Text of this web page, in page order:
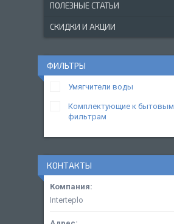
ПОЛЕЗНЫЕ СТАТЬИ
СКИДКИ И АКЦИИ
ФИЛЬТРЫ
Умягчители воды
Комплектующие к бытовым
фильтрам
КОНТАКТЫ
Interteplo